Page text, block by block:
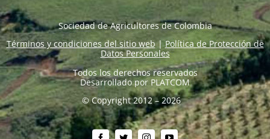
Sociedad de Agricultores de Colombia
Términos y condiciones del sitio web|Política de Protección de
Datos Personales
Todos los derechos reservados
Desarrollado por PLATCOM
© Copyright 2012 – 2026